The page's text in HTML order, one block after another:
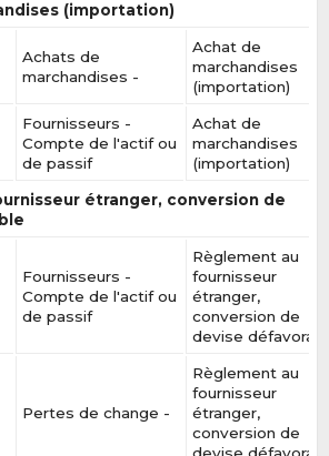
(importation)
Achats de
marchandises -
Achat de
marchandises
(importation)
Fournisseurs -
Compte de l'actif ou
de passif
Achat de
marchandises
(importation)
étranger, conversion de
Fournisseurs -
Compte de l'actif ou
de passif
Règlement au
fournisseur
étranger,
conversion de
devise
Pertes de change -
Règlement au
fournisseur
étranger,
conversion de
devise